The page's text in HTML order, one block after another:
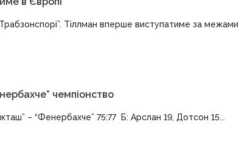
Тіллман вперше виступатиме за
чемпіонство
– “Фенербахче” 75:77 Б: Арслан 19, Дотсон 15...